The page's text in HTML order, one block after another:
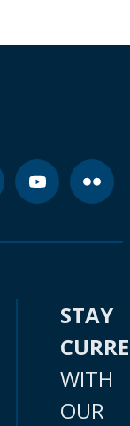
STAY
WITH
OUR